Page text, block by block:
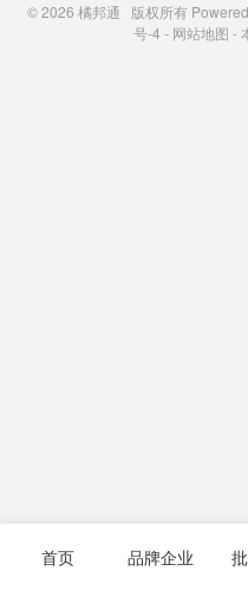
© 2026 橘邦通 版权所有
号-4 - 网站地图 -
首页 品牌企业